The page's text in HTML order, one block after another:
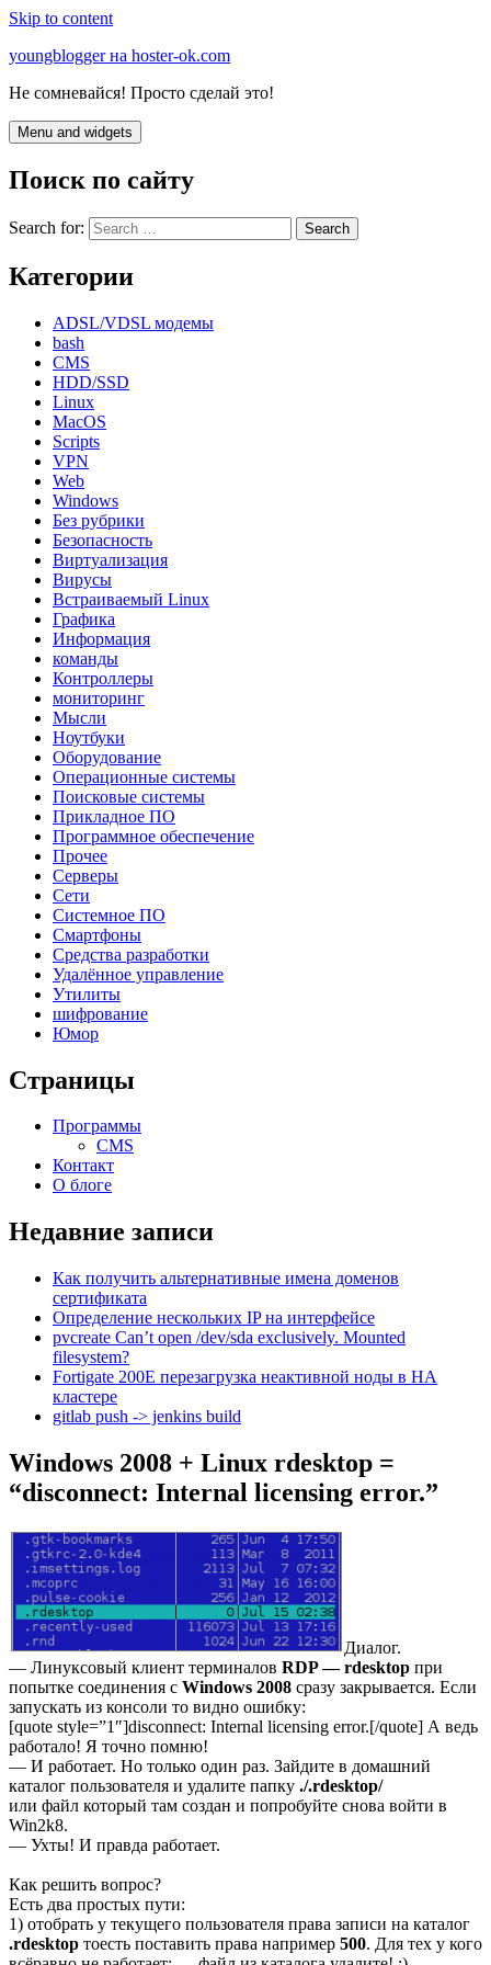
Skip to content
youngblogger на hoster-ok.com
Не сомневайся! Просто сделай это!
Menu and widgets
Поиск по сайту
Search for:
Категории
ADSL/VDSL модемы
bash
CMS
HDD/SSD
Linux
MacOS
Scripts
VPN
Web
Windows
Без рубрики
Безопасность
Виртуализация
Вирусы
Встраиваемый Linux
Графика
Информация
команды
Контроллеры
мониторинг
Мысли
Ноутбуки
Оборудование
Операционные системы
Поисковые системы
Прикладное ПО
Программное обеспечение
Прочее
Серверы
Сети
Системное ПО
Смартфоны
Средства разработки
Удалённое управление
Утилиты
шифрование
Юмор
Страницы
Программы
CMS
Контакт
О блоге
Недавние записи
Как получить альтернативные имена доменов
сертификата
Определение нескольких IP на интерфейсе
pvcreate Can’t open /dev/sda exclusively. Mounted
filesystem?
Fortigate 200E перезагрузка неактивной ноды в HA
кластере
gitlab push -> jenkins build
Windows 2008 + Linux rdesktop =
“disconnect: Internal licensing error.”
Диалог.
— Линуксовый клиент терминалов RDP — rdesktop при
попытке соединения с Windows 2008 сразу закрывается. Если
запускать из консоли то видно ошибку:
[quote style=”1″]disconnect: Internal licensing error.[/quote] А ведь
работало! Я точно помню!
— И работает. Но только один раз. Зайдите в домашний
каталог пользователя и удалите папку ./.rdesktop/
или файл который там создан и попробуйте снова войти в
Win2k8.
— Ухты! И правда работает.
Как решить вопрос?
Есть два простых пути:
1) отобрать у текущего пользователя права записи на каталог
.rdesktop тоесть поставить права например 500. Для тех у кого